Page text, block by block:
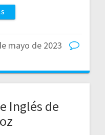
mayo de 2023
Inglés de